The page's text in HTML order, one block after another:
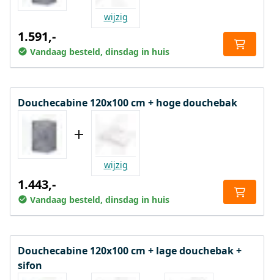
wijzig
1.591,-
Vandaag besteld, dinsdag in huis
Douchecabine 120x100 cm + hoge douchebak
wijzig
1.443,-
Vandaag besteld, dinsdag in huis
Douchecabine 120x100 cm + lage douchebak +
sifon